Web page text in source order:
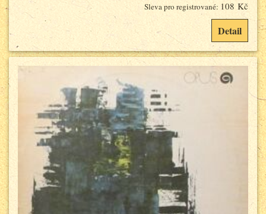
Sleva pro registrované: 108 Kč
Detail